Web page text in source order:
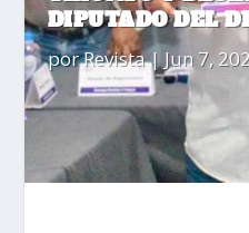
DIPUTADO DEL
porRevista| Jun 7,